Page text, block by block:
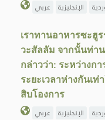
عربي الإنجليزية
เราทานอาหารซะ
วะสัลลัม จากนั้นท่า
กล่าวว่า: ระหว่าง
ระยะเวลาห่างกันเ
สิบโองการ
عربي الإنجليزية